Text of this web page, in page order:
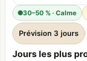
30–50 % · Calme
Prévision 3 jours
Jours les plus